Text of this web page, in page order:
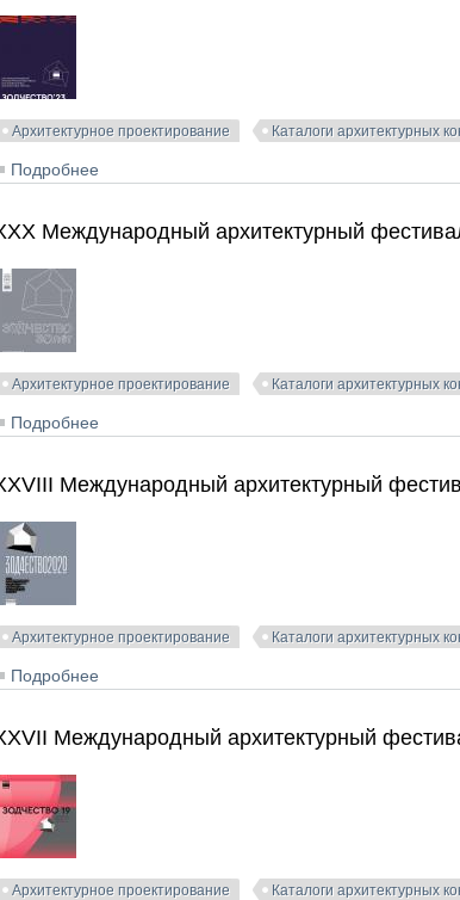
Архитектурное проектирование Каталоги архитектурных
Подробнее
Международный архитектурный
Архитектурное проектирование Каталоги архитектурных
Подробнее
Международный архитектурный
Архитектурное проектирование Каталоги архитектурных
Подробнее
Международный архитектурный
Архитектурное проектирование Каталоги архитектурных